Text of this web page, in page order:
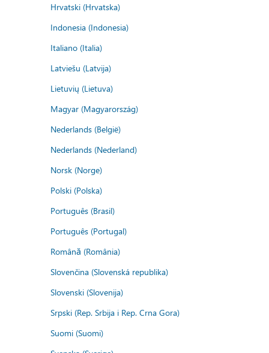
Hrvatski (Hrvatska)
Indonesia (Indonesia)
Italiano (Italia)
Latviešu (Latvija)
Lietuvių (Lietuva)
Magyar (Magyarország)
Nederlands (België)
Nederlands (Nederland)
Norsk (Norge)
Polski (Polska)
Português (Brasil)
Português (Portugal)
Română (România)
Slovenčina (Slovenská republika)
Slovenski (Slovenija)
Srpski (Rep. Srbija i Rep. Crna Gora)
Suomi (Suomi)